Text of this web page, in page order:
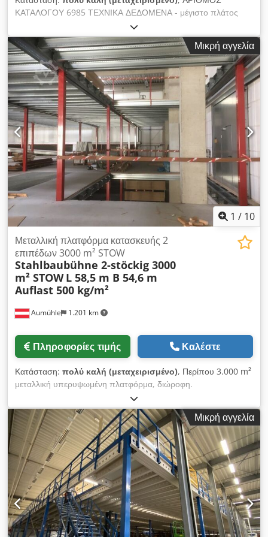
ΚΑΤΑΛΟΓΟΥ 6985 ΤΕΧΝΙΚΑ ΔΕΔΟΜΕΝΑ - μέγιστο πλάτος
κατεργαζόμενου τεμαχίου: 300mm - ύψος κατεργαζόμενου
τεμαχίου: 200mm - μονάδα: ραβδωτός ελαστικός κύλινδρος +
σιαγόνα + μεταλλικός κύλινδρος - επιφάνεια εργασίας:
1230x440mm - ταινία: 300x1900mm Από πάνω: - ελαστικός,
ολισθαίνων κύλινδρος - μονάδα περίπου 7,5kW - ελαστικός,
ολισθαίνων κύλινδρος Από κάτω: - σύρουσα ταινία -
πνευματική ταλάντωση - 2 ταχύτητες προώθησης - κινητήρας
προώθησης 0,85kW - διάμετρος συνδέσμου απορρόφησης:
110mm - διαστάσεις Μ/Π/Υ: 1250/1000/1950mm - βάρος:
530kg - χωρίς βαφή - μεταχειρισμένο τριβείο - πολύ καλή
κατάσταση Καθαρή τιμή: 13900 PLN Καθαρή τιμή: 3300 EUR Η
καθαρή τιμή υπολογίζεται με βάση την ισοτιμία 4,2 PLN/EUR
Dksdpfjzh H I Ijx Anpsr (σε περίπτωση μεγάλων
διακυμάνσεων της ισοτιμίας, η τιμή ενδέχεται να αλλάξει)
Μικρή αγγελία
1 / 10
Aumühle 1.201 km
Μεταλλική πλατφόρμα κατασκευής 2
επιπέδων 3000 m² STOW
Stahlbaubühne 2-stöckig 3000
m² STOW L 58,5 m B 54,6 m
Auflast 500 kg/m²
Πληροφορίες τιμής Καλέστε
Κατάσταση: πολύ καλή (μεταχειρισμένο), Περίπου 3.000 m²
μεταλλική υπερυψωμένη πλατφόρμα, διώροφη.
Μεταχειρισμένο, σε καλή κατάσταση, δείτε τις φωτογραφίες.
Κατασκευαστής: STOW. Μήκος περίπου 58,5 μ. Πλάτος
περίπου 54,6 μ. Ύψος κάτω άκρου 3,4 μ. Ύψος πάνω άκρου
3,7 μ. Μέγιστο επιτρεπόμενο φορτίο: 500 kg/m². Κατασκευή με
δοκούς σχήματος C και σχήματος Sigma. Στερέωση με βίδες
και παξιμάδια. Ρυθμιζόμενες αποστάσεις μεταξύ των
στηριγμάτων κατά μήκος. Η κατασκευή του δαπέδου είναι από
ινοσανίδα πάχους 38 mm, υψηλής συμπίεσης, με σύστημα
αυλάκωσης και προεξοχής. Κάτω πλευρά λευκή, πάνω πλευρά
με γκρι επίστρωση. Τιμή διαπραγματεύσιμη: Προσφορά
κατόπιν αιτήματος! Δυνατότητα μερικής πώλησης!
Μικρή αγγελία